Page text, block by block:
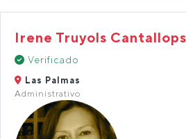
Irene Truyols Cantallops
Verificado
Las Palmas
Administrativo